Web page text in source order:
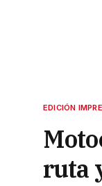
EDICIÓN
ruta